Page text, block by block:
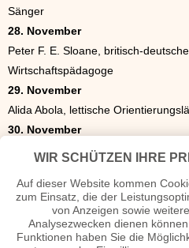
Sänger
28. November
Peter F. E. Sloane, britisch-
Wirtschaftspädagoge
29. November
Alida Abola, lettische
30. November
Lawrence Summers, US-
Die besondere
Das ideale Geschenk. Eine
Politik, Sport oder Kultur? Als